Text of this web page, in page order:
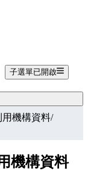
子選單已開啟
機構資料/
機構資料